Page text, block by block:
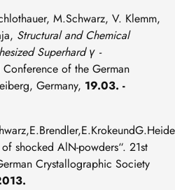
M.Schwarz, V. Klemm,
Structural and Chemical
Superhard γ -
of the German
Germany, 19.03. -
shocked AlN-powders“. 21st
Crystallographic Society